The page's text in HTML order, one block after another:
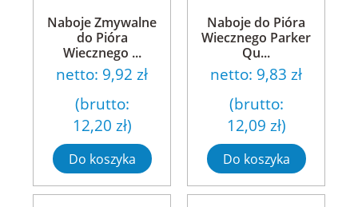
Naboje Zmywalne
do Pióra
Wiecznego ...
netto: 9,92 zł
(brutto:
12,20 zł)
Do koszyka
Naboje do Pióra
Wiecznego Parker
Qu...
netto: 9,83 zł
(brutto:
12,09 zł)
Do koszyka